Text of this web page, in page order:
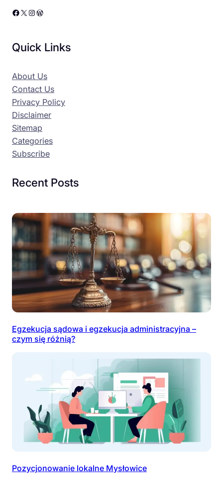
Facebook X Instagram WordPress
Quick Links
About Us
Contact Us
Privacy Policy
Disclaimer
Sitemap
Categories
Subscribe
Recent Posts
Egzekucja sądowa i egzekucja administracyjna –
czym się różnią?
Pozycjonowanie lokalne Mysłowice